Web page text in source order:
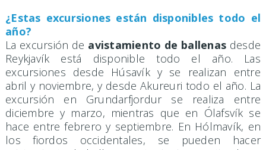
¿Estas excursiones están disponibles todo el
año?
La excursión de avistamiento de ballenas desde
Reykjavík está disponible todo el año. Las
excursiones desde Húsavík y se realizan entre
abril y noviembre, y desde Akureuri todo el año. La
excursión en Grundarfjordur se realiza entre
diciembre y marzo, mientras que en Ólafsvík se
hace entre febrero y septiembre. En Hólmavík, en
los fiordos occidentales, se pueden hacer